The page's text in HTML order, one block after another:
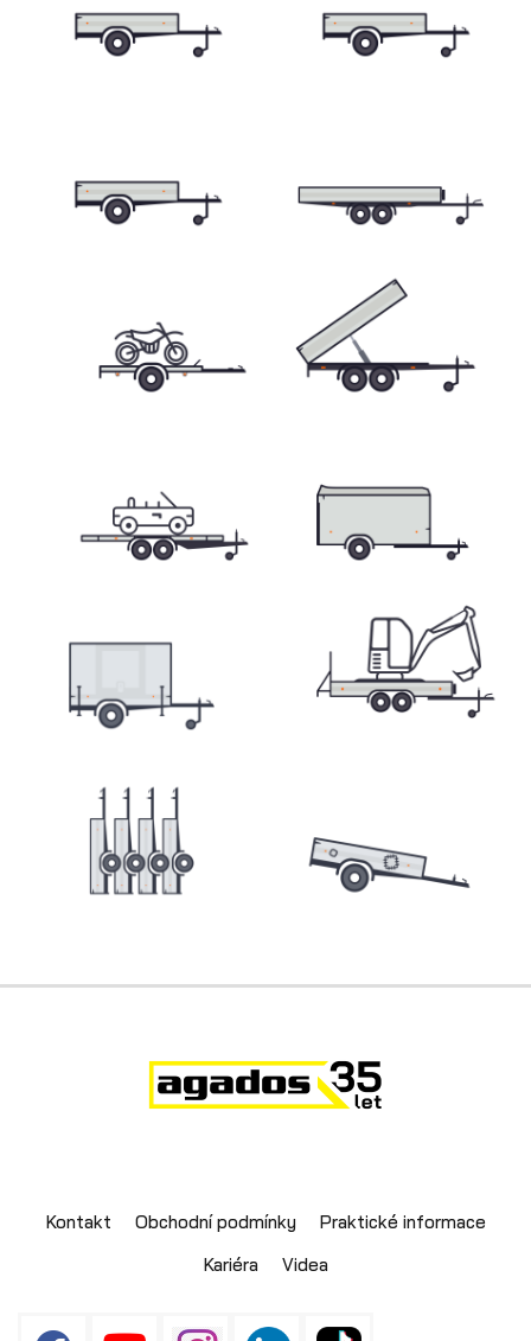
Skříňové přívěsy
Skladové přívěsy
Výprodej
Kontakt Obchodní podmínky
Praktické informace
Kariéra
Videa